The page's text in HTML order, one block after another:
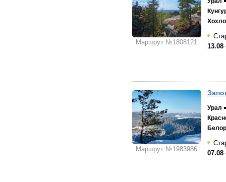
Маршрут №1808121
13.08
Маршрут №1983986
Урал
07.08